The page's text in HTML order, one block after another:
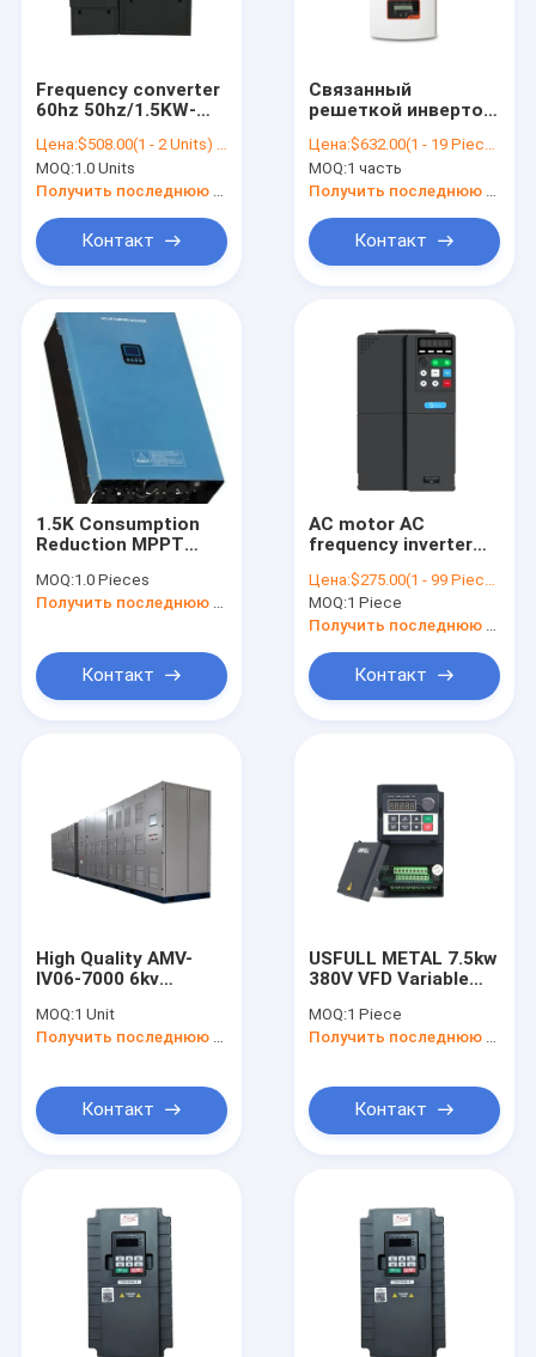
Контакты
Низкочастотный инвертор
инвертор одиночной фазы
Трехфазный инвертор
солнечный инвертор насоса
Инверторный реактор переменного тока
Сервомотор переменного тока
Экран касания HMI
Привод Stepper мотора
Frequency converter
60hz 50hz/1.5KW-
750KW frequency
converter
Цена:$508.00(1 - 2 Units) $503.00(>=3 Units)
MOQ:1.0 Units
Получить последнюю цену
Контакт
Связанный
решеткой инвертор
инвертора Мппт 5Кв
энергетической
системы Солис
солнечный для
солнечной системы
связанной
решеткой
Цена:$632.00(1 - 19 Pieces) $605.00(20 - 99 Pieces) $583.00(>=100 Pieces)
MOQ:1 часть
Получить последнюю цену
Контакт
1.5K Consumption
Reduction MPPT
Water Pump System
Inverter 48*30*25
MOQ:1.0 Pieces
Контакт
AC motor AC
frequency inverter
speed drive
asynchronous
frequenzumrichter
Цена:$275.00(1 - 99 Pieces) $268.00(100 - 499 Pieces) $235.00(>=500 Pieces)
MOQ:1 Piece
Получить последнюю цену
Контакт
High Quality AMV-
IV06-7000 6kv
Speed ​​Drive 3 Phase
50hz/60hz
Drive Inverter Control
Panel
MOQ:1 Unit
Получить последнюю цену
Контакт
USFULL METAL 7.5kw
380V VFD Variable
Drives Industrial Air
Cooler
MOQ:1 Piece
Получить последнюю цену
Контакт